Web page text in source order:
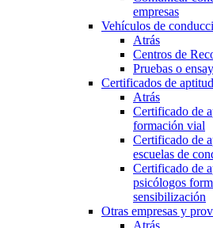
empresas
Vehículos de
Atrás
Centros de
Pruebas o
Certificados de aptitud
Atrás
Certificado de
formación vial
Certificado de
escuelas de
Certificado de
psicólogos
sensibilización
Otras empresas y